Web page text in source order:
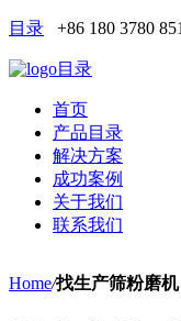
目录 +86 180 3780
目录
首页
产品目录
解决方案
成功案例
关于我们
联系我们
Home/找生产筛粉磨机